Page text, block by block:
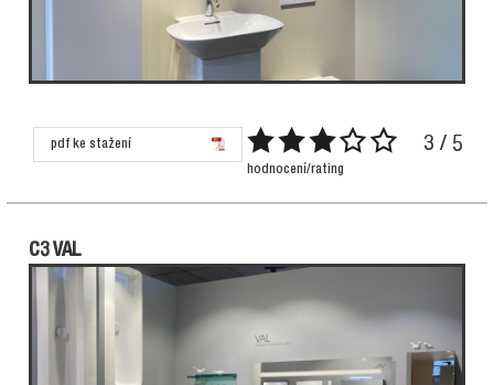
pdf ke stažení 3 / 5
hodnocení/rating
C3 VAL